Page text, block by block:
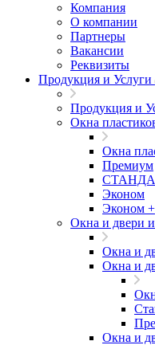
Компания
О компании
Партнеры
Вакансии
Реквизиты
Продукция и Услуги
Продукция и
Окна
Окна
Премиум
Эконом
Эконом +
Окна и двери
Окна и
Окна и
Окна и